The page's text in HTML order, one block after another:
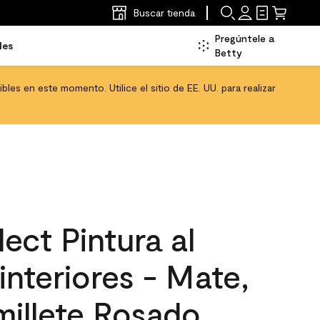
Buscar tienda
Pregúntele a
Betty
en este momento. Utilice el sitio de EE. UU. para realizar
Pintura al
- Mate,